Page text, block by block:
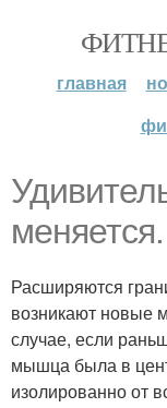
главная
меняется.
Расширяются
возникают новые
случае, если
мышца была в
изолированно от